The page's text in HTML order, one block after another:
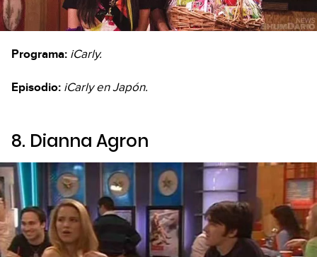
Programa: iCarly.
Episodio: iCarly en Japón.
8. Dianna Agron